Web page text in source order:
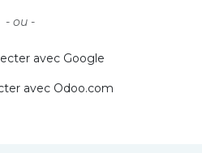
- ou -
avec Google
avec Odoo.com